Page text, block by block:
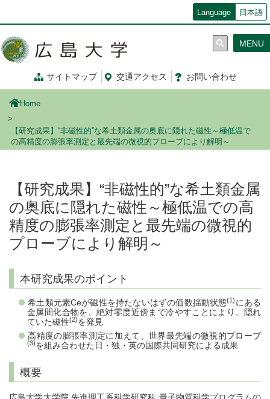
コ
ン
移
Language 日本語
サイトマップ 交通アクセス お問い合わせ
MENU
Home
【研究成果】“非磁性的”な希土類金属の奥底に隠れた磁性～極低温で
の高精度の膨張率測定と最先端の微視的プローブにより解明～
【研究成果】“非磁性的”な希土類金属
の奥底に隠れた磁性～極低温での高
精度の膨張率測定と最先端の微視的
プローブにより解明～
本研究成果のポイント
希土類元素Ceが磁性を持たないはずの価数揺動状態(1) にある
金属間化合物を、絶対零度近傍まで冷やすことにより、隠れ
ていた磁性(2)を発見
高精度の膨張率測定に加えて、世界最先端の微視的プローブ
(3)を組み合わせた日・独・英の国際共同研究による成果
概要